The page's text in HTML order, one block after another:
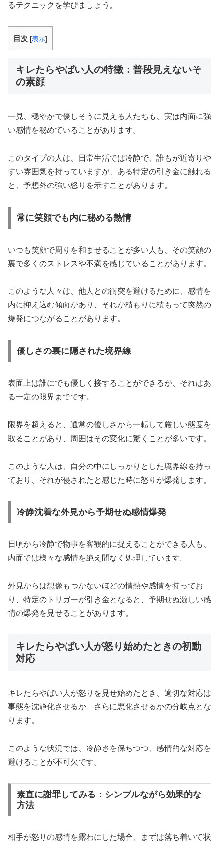
るテクニックを学びましょう。
目次 [表示]
キレたらやばい人の特徴：普段見えないそ
の素顔
一見、穏やかで優しそうに見える人たちも、実は内面に強
い感情を秘めていることがあります。
このタイプの人は、日常生活では冷静で、誰もが近寄りや
すい雰囲気を持っていますが、ある特定の引き金に触れる
と、予想外の強い怒りを示すことがあります。
常に笑顔でも内に秘める熱情
いつも笑顔で周りを和ませることが多い人も、その笑顔の
裏で多くのストレスや不満を感じていることがあります。
このような人々は、他人との衝突を避けるために、感情を
内に抑え込む傾向があり、それが積もりに積もって突然の
爆発につながることがあります。
優しさの裏に隠された境界線
表面上は誰にでも優しく接することができるが、それはあ
る一定の限界までです。
限界を超えると、通常の優しさから一転して厳しい態度を
取ることがあり、周囲はその変化に驚くことが多いです。
このような人は、自分の中にしっかりとした境界線を持っ
ており、それが侵されたと感じた時に怒りが爆発します。
冷静沈着な外見から予期せぬ感情爆発
日頃から冷静で物事を客観的に捉えることができる人も、
内面では様々な感情を絶え間なく処理しています。
外見からは想像もつかないほどの情熱や感情を持ってお
り、特定のトリガーが引き金となると、予期せぬ激しい感
情の爆発を見せることがあります。
キレたらやばい人が怒り始めたときの初動
対応
キレたらやばい人が怒りを見せ始めたとき、適切な対応は
事態を沈静化させるか、さらに悪化させるかの分岐点とな
ります。
このような状況では、冷静さを保ちつつ、感情的な対応を
避けることが不可欠です。
素直に謝罪してみる：シンプルながら効果的な
方法
相手が怒りの感情を露わにした場合、まずは落ち着いて状